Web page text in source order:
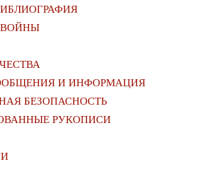
И ИНФОРМАЦИЯ
БЕЗОПАСНОСТЬ
РУКОПИСИ